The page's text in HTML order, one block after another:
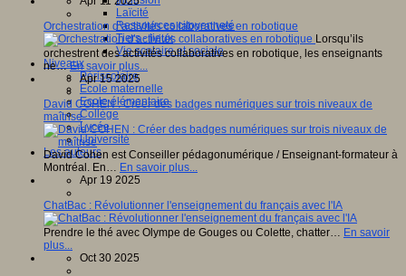
Laïcité
Ressources citoyenneté
Tiers - lieux
Vie scolaire et sociale
Niveaux
Périscolaire
Ecole maternelle
Ecole élémentaire
Collège
Lycée
Université
Les auteurs
Orchestration d’activités collaboratives en robotique
Lorsqu’ils
orchestrent des activités collaboratives en robotique, les enseignants
ne…En savoir plus...
Apr 15 2025
David COHEN : Créer des badges numériques sur trois niveaux de
maîtrise
David Cohen est Conseiller pédagonumérique / Enseignant-formateur à
Montréal. En… En savoir plus...
Apr 19 2025
ChatBac : Révolutionner l'enseignement du français avec l'IA
Prendre le thé avec Olympe de Gouges ou Colette, chatter… En savoir
plus...
Oct 30 2025